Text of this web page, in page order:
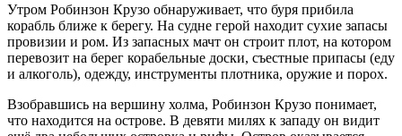
Утром Робинзон Крузо обнаруживает, что буря прибила
корабль ближе к берегу. На судне герой находит сухие запасы
провизии и ром. Из запасных мачт он строит плот, на котором
перевозит на берег корабельные доски, съестные припасы (еду
и алкоголь), одежду, инструменты плотника, оружие и порох.
Взобравшись на вершину холма, Робинзон Крузо понимает,
что находится на острове. В девяти милях к западу он видит